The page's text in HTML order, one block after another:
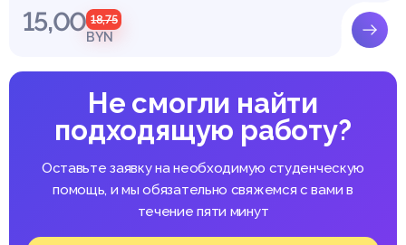
15,00 18,75
BYN
Не смогли найти
подходящую работу?
Оставьте заявку на необходимую студенческую
помощь, и мы обязательно свяжемся с вами в
течение пяти минут